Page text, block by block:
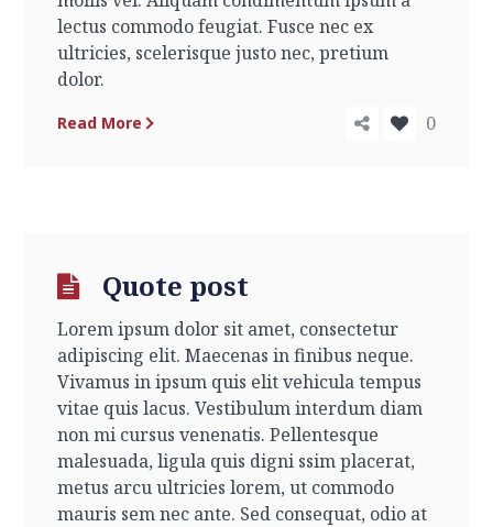
lectus commodo feugiat. Fusce nec ex
ultricies, scelerisque justo nec, pretium
dolor.
Read More 0
Quote post
Lorem ipsum dolor sit amet, consectetur
adipiscing elit. Maecenas in finibus neque.
Vivamus in ipsum quis elit vehicula tempus
vitae quis lacus. Vestibulum interdum diam
non mi cursus venenatis. Pellentesque
malesuada, ligula quis digni ssim placerat,
metus arcu ultricies lorem, ut commodo
mauris sem nec ante. Sed consequat, odio at